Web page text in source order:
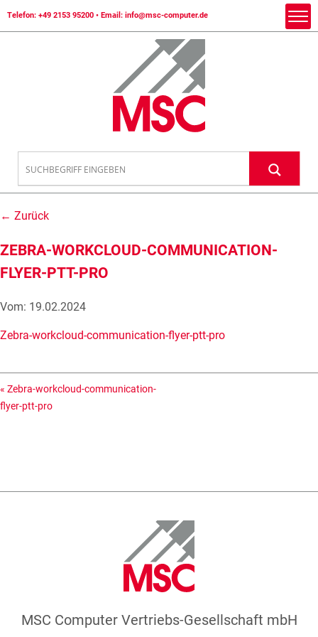
Telefon: +49 2153 95200 • Email: info@msc-computer.de
← Zurück
ZEBRA-WORKCLOUD-COMMUNICATION-
FLYER-PTT-PRO
Vom: 19.02.2024
Zebra-workcloud-communication-flyer-ptt-pro
« Zebra-workcloud-communication-
flyer-ptt-pro
MSC Computer Vertriebs-Gesellschaft mbH